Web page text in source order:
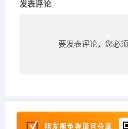
发表评论
要发表评论，您必